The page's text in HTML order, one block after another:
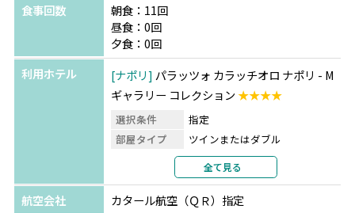
食事回数
朝食：11回
昼食：0回
夕食：0回
利用ホテル
ナポリ
パラッツォ カラッチオロ ナポリ - M
ギャラリー コレクション★★★★
選択条件
指定
部屋タイプ
ツインまたはダブル
2名1室利用
部屋カテゴリ
指定なし
ローマ ホテル ダイアナ ルーフ ガーデン
全て見る
航空会社
カタール航空（ＱＲ）指定